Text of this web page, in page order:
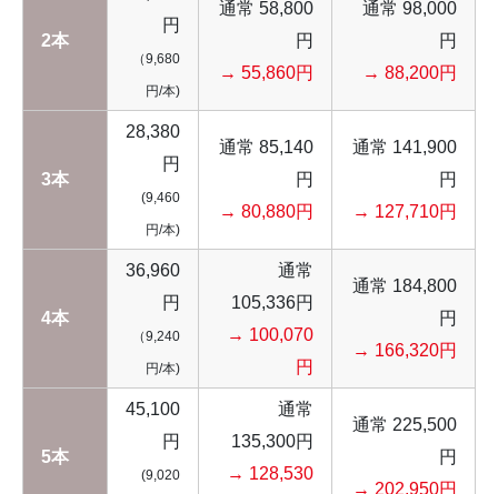
2本
円
（9,680
円/本)
通常 58,800
円
→ 55,860円
通常 98,000
円
→ 88,200円
3本
28,380
円
(9,460
円/本)
通常 85,140
円
→ 80,880円
通常 141,900
円
→ 127,710円
4本
36,960
円
（9,240
円/本)
通常
105,336円
→ 100,070
円
通常 184,800
円
→ 166,320円
5本
45,100
円
(9,020
通常
135,300円
→ 128,530
通常 225,500
円
→ 202,950円